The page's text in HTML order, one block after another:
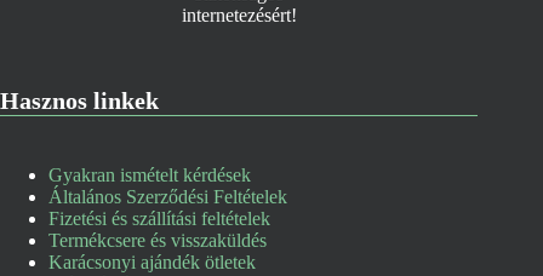
Hasznos linkek
Gyakran ismételt kérdések
Általános Szerződési Feltételek
Fizetési és szállítási feltételek
Termékcsere és visszaküldés
Karácsonyi ajándék ötletek